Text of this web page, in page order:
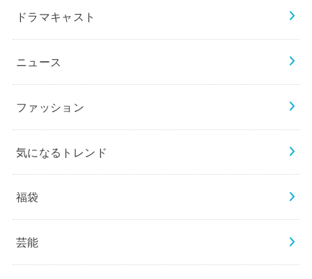
ドラマキャスト
ニュース
ファッション
気になるトレンド
福袋
芸能